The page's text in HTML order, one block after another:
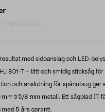
med sidoanslag och LED-
801-T – lätt och smidig sticksåg för
och anslutning för spånutsug ger
mm trä/8 mm metall. Ett sågblad (T-
med 5 års garanti.